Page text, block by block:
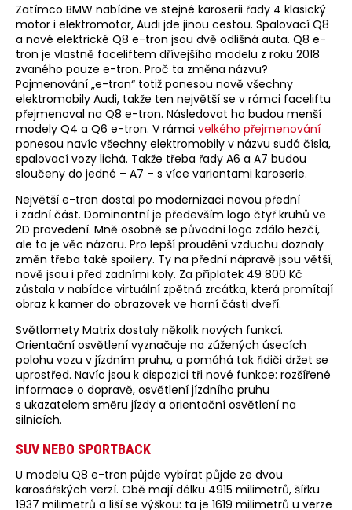
Zatímco BMW nabídne ve stejné karoserii řady 4 klasický
motor i elektromotor, Audi jde jinou cestou. Spalovací Q8
a nové elektrické Q8 e-tron jsou dvě odlišná auta. Q8 e-
tron je vlastně faceliftem dřívejšího modelu z roku 2018
zvaného pouze e-tron. Proč ta změna názvu?
Pojmenování „e-tron“ totiž ponesou nově všechny
elektromobily Audi, takže ten největší se v rámci faceliftu
přejmenoval na Q8 e-tron. Následovat ho budou menší
modely Q4 a Q6 e-tron. V rámci velkého přejmenování
ponesou navíc všechny elektromobily v názvu sudá čísla,
spalovací vozy lichá. Takže třeba řady A6 a A7 budou
sloučeny do jedné – A7 – s více variantami karoserie.
Největší e-tron dostal po modernizaci novou přední
i zadní část. Dominantní je především logo čtyř kruhů ve
2D provedení. Mně osobně se původní logo zdálo hezčí,
ale to je věc názoru. Pro lepší proudění vzduchu doznaly
změn třeba také spoilery. Ty na přední nápravě jsou větší,
nově jsou i před zadními koly. Za příplatek 49 800 Kč
zůstala v nabídce virtuální zpětná zrcátka, která promítají
obraz k kamer do obrazovek ve horní části dveří.
Světlomety Matrix dostaly několik nových funkcí.
Orientační osvětlení vyznačuje na zúžených úsecích
polohu vozu v jízdním pruhu, a pomáhá tak řidiči držet se
uprostřed. Navíc jsou k dispozici tři nové funkce: rozšířené
informace o dopravě, osvětlení jízdního pruhu
s ukazatelem směru jízdy a orientační osvětlení na
silnicích.
SUV NEBO SPORTBACK
U modelu Q8 e-tron půjde vybírat půjde ze dvou
karosářských verzí. Obě mají délku 4915 milimetrů, šířku
1937 milimetrů a liší se výškou: ta je 1619 milimetrů u verze